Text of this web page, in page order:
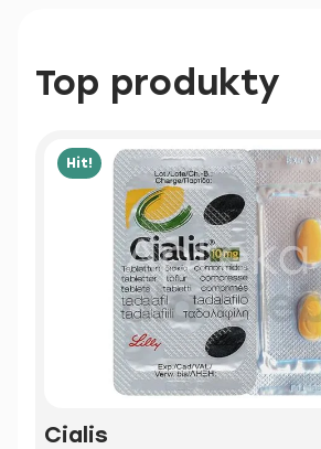
Top produkty
Hit!
Cialis